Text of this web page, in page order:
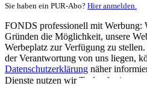
Sie haben ein PUR-Abo? Hier anmelden.
FONDS professionell mit Werbung:
Gründen die Möglichkeit, unsere
Werbeplatz zur Verfügung zu
der Verantwortung von uns liegen,
Datenschutzerklärung näher
Dienste nutzen wir Technologien von